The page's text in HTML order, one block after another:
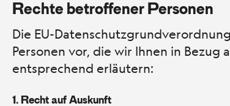
Rechte betroffener Personen
Die EU-
Personen vor, die wir Ihnen in
entsprechend erläutern:
1. Recht auf Auskunft